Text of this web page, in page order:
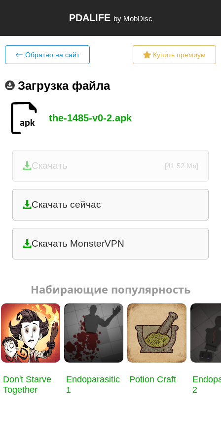
PDALIFE by MobDisc
Обратно на сайт Купить премиум
Загрузка файла
the-1485-v0-2.apk
Скачать [41.52 Mb]
Скачать сейчас
Скачать MonsterVPN
Набирающие популярность
Don't Starve
Together
Endoparasitic
1
Potion Craft
2